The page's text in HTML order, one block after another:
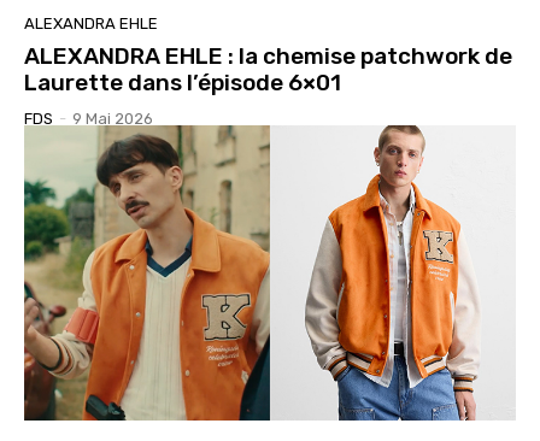
ALEXANDRA EHLE
ALEXANDRA EHLE : la chemise patchwork de
Laurette dans l’épisode 6×01
FDS - 9 Mai 2026